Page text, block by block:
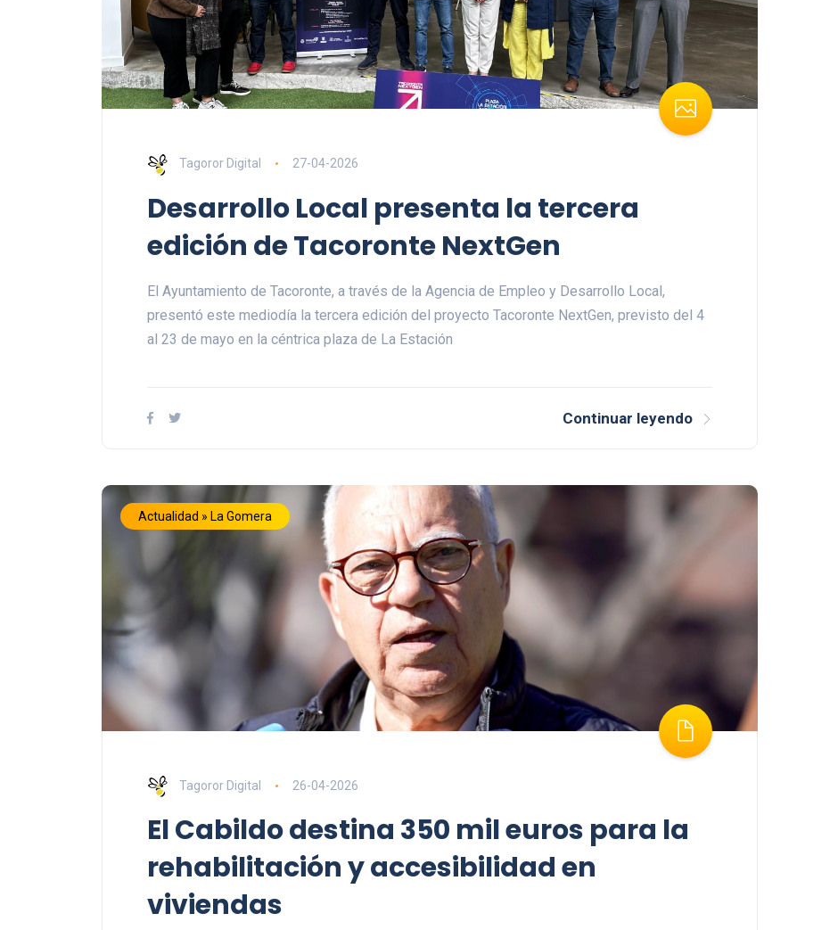
Tagoror Digital 27-04-2026
Desarrollo Local presenta la tercera
edición de Tacoronte NextGen
El Ayuntamiento de Tacoronte, a través de la Agencia de Empleo y Desarrollo Local,
presentó este mediodía la tercera edición del proyecto Tacoronte NextGen, previsto del 4
al 23 de mayo en la céntrica plaza de La Estación
Continuar leyendo
Actualidad » La Gomera
Tagoror Digital 26-04-2026
El Cabildo destina 350 mil euros para la
rehabilitación y accesibilidad en
viviendas